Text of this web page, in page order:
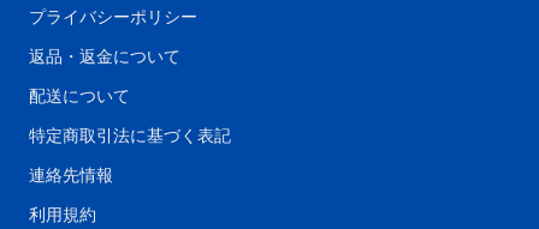
プライバシーポリシー
返品・返金について
配送について
特定商取引法に基づく表記
連絡先情報
利用規約